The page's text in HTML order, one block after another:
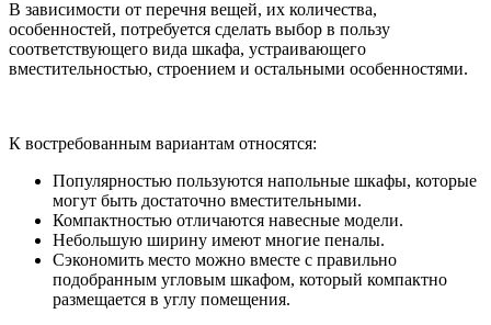
В зависимости от перечня вещей, их количества,
особенностей, потребуется сделать выбор в пользу
соответствующего вида шкафа, устраивающего
вместительностью, строением и остальными особенностями.
К востребованным вариантам относятся:
Популярностью пользуются напольные шкафы, которые
могут быть достаточно вместительными.
Компактностью отличаются навесные модели.
Небольшую ширину имеют многие пеналы.
Сэкономить место можно вместе с правильно
подобранным угловым шкафом, который компактно
размещается в углу помещения.